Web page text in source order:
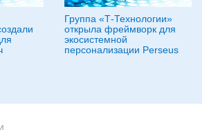
Группа «Т‑Технологии»
открыла фреймворк для
экосистемной
персонализации Perseus